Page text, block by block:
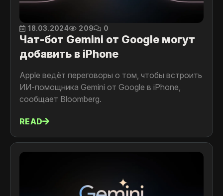
18.03.2024 209 0
Чат-бот Gemini от Google могут
добавить в iPhone
Apple ведёт переговоры о том, чтобы встроить
ИИ-помощника Gemini от Google в iPhone,
сообщает Bloomberg.
READ